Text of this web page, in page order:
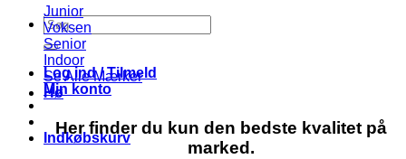
Søg
efter:
Log ind / Tilmeld
Min konto
Indkøbskurv
Junior
Voksen
Senior
Indoor
Se Alle Mærker
Hø
Her finder du kun den bedste kvalitet på
marked.